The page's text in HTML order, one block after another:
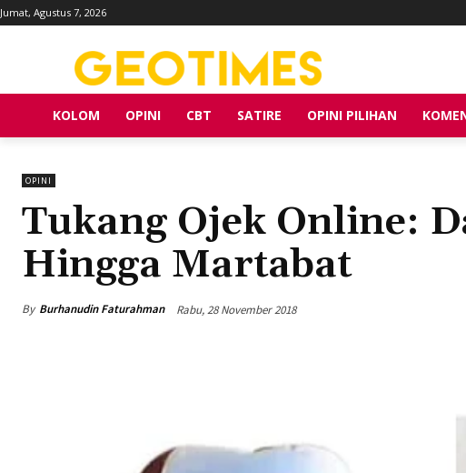
Jumat, Agustus 7, 2026
KOLOM OPINI CBT SATIRE OPINI PILIHAN
OPINI
Tukang Ojek Online:
Hingga Martabat
By Burhanudin Faturahman Rabu, 28 November 2018